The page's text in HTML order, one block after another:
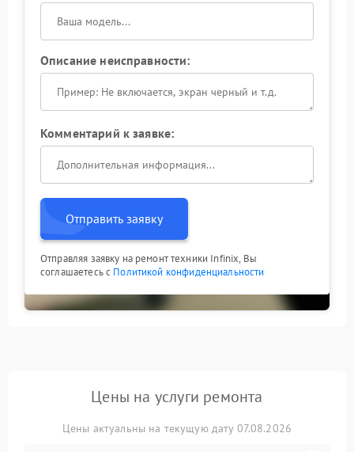
Описание неисправности:
Комментарий к заявке:
Отправить заявку
Отправляя заявку на ремонт техники Infinix, Вы
соглашаетесь с Политикой конфиденциальности
Цены на услуги ремонта
Цены актуальны на текущую дату 07.08.2026